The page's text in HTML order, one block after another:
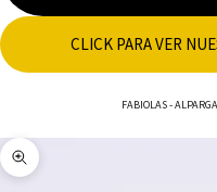
CLICK PARA VER
FABIOLAS-
Zoom